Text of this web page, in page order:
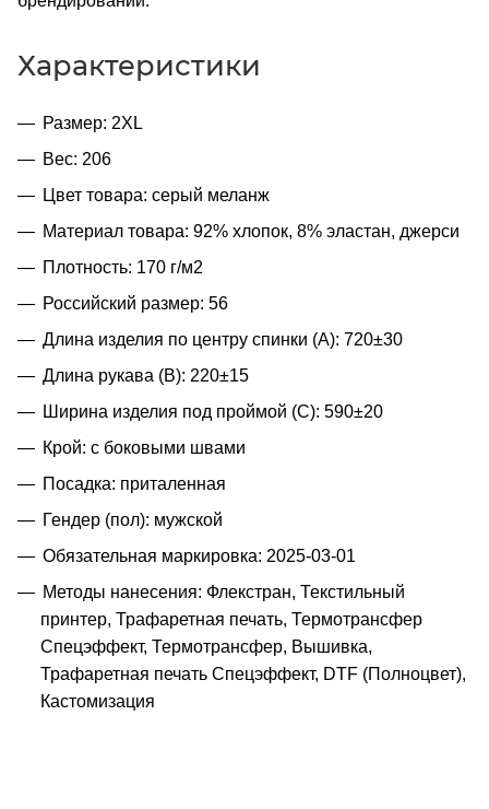
Характеристики
Размер: 2XL
Вес: 206
Цвет товара: серый меланж
Материал товара: 92% хлопок, 8% эластан, джерси
Плотность: 170 г/м2
Российский размер: 56
Длина изделия по центру спинки (A): 720±30
Длина рукава (B): 220±15
Ширина изделия под проймой (С): 590±20
Крой: с боковыми швами
Посадка: приталенная
Гендер (пол): мужской
Обязательная маркировка: 2025-03-01
Методы нанесения: Флекстран, Текстильный
принтер, Трафаретная печать, Термотрансфер
Спецэффект, Термотрансфер, Вышивка,
Трафаретная печать Спецэффект, DTF (Полноцвет),
Кастомизация